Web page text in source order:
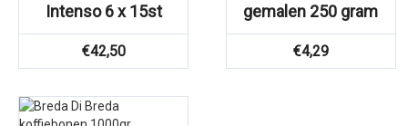
Intenso 6 x 15st
€42,50
gemalen 250 gram
€4,29